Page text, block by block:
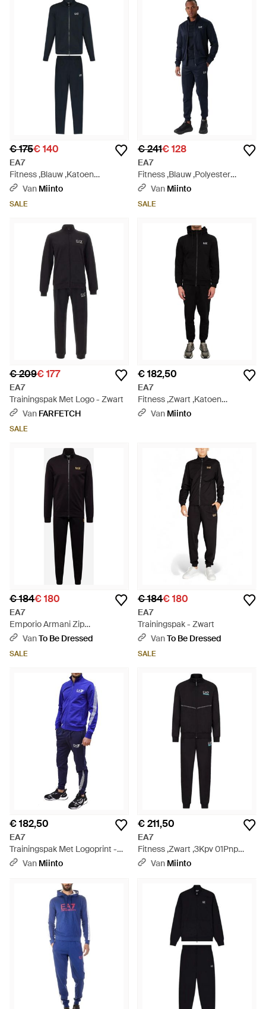
€ 175€ 140
EA7
Fitness ,Blauw ,Katoen
Trainingspak - Blauw
Van Miinto
SALE
€ 241€ 128
EA7
Fitness ,Blauw ,Polyester
Technical Fabric Core Identity
Van Miinto
SALE
€ 209€ 177
EA7
Trainingspak Met Logo - Zwart
Van FARFETCH
SALE
€ 182,50
EA7
Fitness ,Zwart ,Katoen
Tracksuit Nero - Zwart
Van Miinto
€ 184€ 180
EA7
Emporio Armani Zip
Trainingspak - Zwart
VanTo Be Dressed
SALE
€ 184€ 180
EA7
Trainingspak - Zwart
VanTo Be Dressed
SALE
€ 182,50
EA7
Trainingspak Met Logoprint -
Blauw
Van Miinto
€ 211,50
EA7
Fitness ,Zwart ,3Kpv 01Pnp
5Znero - Zwart
Van Miinto